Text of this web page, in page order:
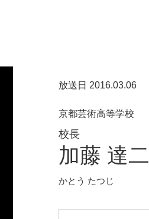
放送日 2016.03.06
京都芸術高等学校
校長
加藤 達二
かとう たつじ